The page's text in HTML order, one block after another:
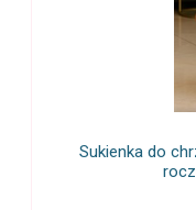
Sukienka do